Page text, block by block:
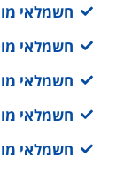
חשמלאי
חשמלאי
חשמלאי
חשמלאי
חשמלאי